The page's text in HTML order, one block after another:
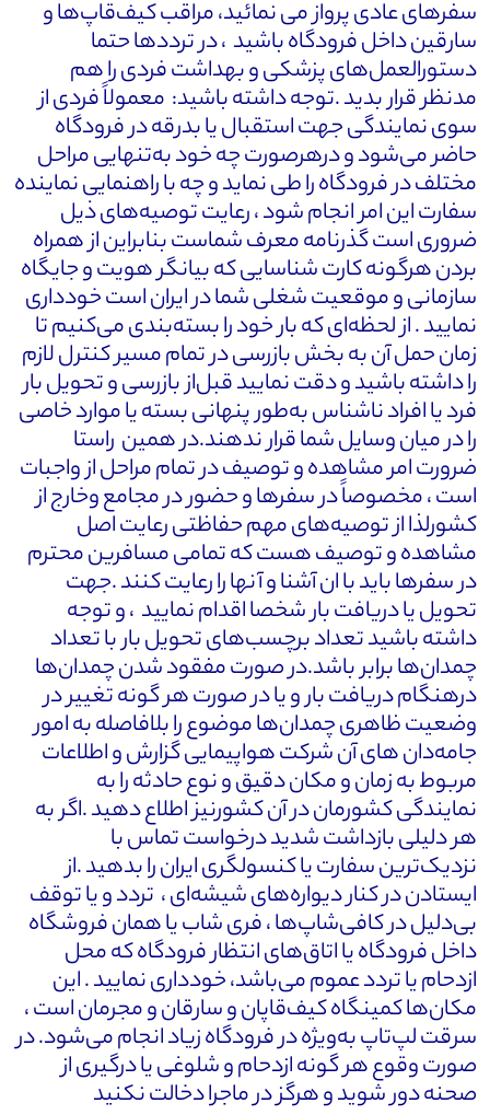
سفرهای عادی پرواز می نمائید، مراقب کیف‌قاپ‌ها و
سارقین داخل فرودگاه باشید ، در ترددها حتما
دستورالعمل‌های پزشکی و بهداشت فردی را هم
مدنظر قرار بدید .توجه داشته باشید: معمولاً فردی از
سوی نمایندگی جهت استقبال یا بدرقه در فرودگاه
حاضر می‌شود و درهرصورت چه خود به‌تنهایی مراحل
مختلف در فرودگاه را طی نماید و چه با راهنمایی نماینده
سفارت این امر انجام شود ، رعایت توصیه‌های ذیل
ضروری است گذرنامه معرف شماست بنابراین از همراه
بردن هرگونه کارت شناسایی که بیانگر هویت و جایگاه
سازمانی و موقعیت شغلی شما در ایران است خودداری
نمایید . از لحظه‌ای که بار خود را بسته‌بندی می‌کنیم تا
زمان حمل آن به بخش بازرسی در تمام مسیر کنترل لازم
را داشته باشید و دقت نمایید قبل‌از بازرسی و تحویل بار
فرد یا افراد ناشناس به‌طور پنهانی بسته یا موارد خاصی
را در میان وسایل شما قرار ندهند.در همین راستا
ضرورت امر مشاهده و توصیف در تمام مراحل از واجبات
است ، مخصوصاً در سفرها و حضور در مجامع وخارج از
کشورلذا از توصیه‌های مهم حفاظتی رعایت اصل
مشاهده و توصیف هست که تمامی مسافرین محترم
در سفرها باید با ان آشنا و آنها را رعایت کنند .جهت
تحویل یا دریافت بار شخصا اقدام نمایید ، و توجه
داشته باشید تعداد برچسب‌های تحویل بار با تعداد
چمدان‌ها برابر باشد.در صورت مفقود شدن چمدان‌ها
درهنگام دریافت بار و یا در صورت هر گونه تغییر در
وضعیت ظاهری چمدان‌ها موضوع را بلافاصله به امور
جامه‌دان های آن شرکت هواپیمایی گزارش و اطلاعات
مربوط به زمان و مکان دقیق و نوع حادثه را به
نمایندگی کشورمان در آن کشورنیز اطلاع دهید .اگر به
هر دلیلی بازداشت شدید درخواست تماس با
نزدیک‌ترین سفارت یا کنسولگری ایران را بدهید .از
ایستادن در کنار دیواره‌های شیشه‌ای ، تردد و یا توقف
بی‌دلیل در کافی‌شاپ‌ها ، فری شاب یا همان فروشگاه
داخل فرودگاه یا اتاق‌های انتظار فرودگاه که محل
ازدحام یا تردد عموم می‌باشد، خودداری نمایید . این
مکان‌ها کمینگاه کیف‌قاپان و سارقان و مجرمان است ،
سرقت لپ‌تاپ به‌ویژه در فرودگاه زیاد انجام می‌شود. در
صورت وقوع هر گونه ازدحام و شلوغی یا درگیری از
صحنه دور شوید و هرگز در ماجرا دخالت نکنید